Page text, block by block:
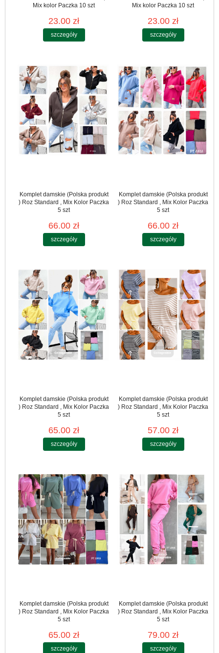
Mix kolor Paczka 10 szt
23.00 zł
szczegóły
Mix kolor Paczka 10 szt
23.00 zł
szczegóły
Komplet damskie (Polska produkt
) Roz Standard , Mix Kolor Paczka
5 szt
66.00 zł
szczegóły
Komplet damskie (Polska produkt
) Roz Standard , Mix Kolor Paczka
5 szt
66.00 zł
szczegóły
Komplet damskie (Polska produkt
) Roz Standard , Mix Kolor Paczka
5 szt
65.00 zł
szczegóły
Komplet damskie (Polska produkt
) Roz Standard , Mix Kolor Paczka
5 szt
57.00 zł
szczegóły
Komplet damskie (Polska produkt
) Roz Standard , Mix Kolor Paczka
5 szt
65.00 zł
szczegóły
Komplet damskie (Polska produkt
) Roz Standard , Mix Kolor Paczka
5 szt
79.00 zł
szczegóły